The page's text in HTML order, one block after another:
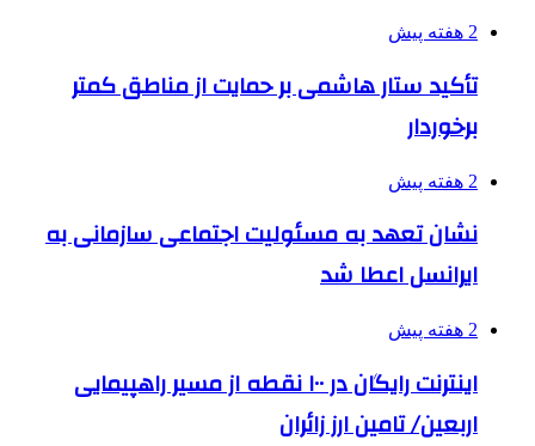
2 هفته پیش
تأکید ستار هاشمی بر حمایت از مناطق کمتر
برخوردار
2 هفته پیش
نشان تعهد به مسئولیت اجتماعی سازمانی به
ایرانسل اعطا شد
2 هفته پیش
اینترنت رایگان در ۱۰۰ نقطه از مسیر راهپیمایی
اربعین/ تامین ارز زائران